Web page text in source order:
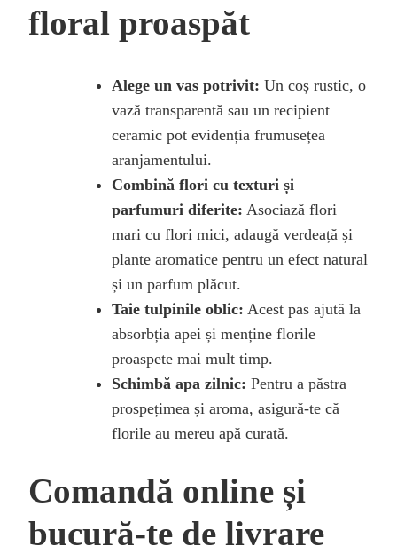
floral proaspăt
Alege un vas potrivit: Un coș rustic, o
vază transparentă sau un recipient
ceramic pot evidenția frumusețea
aranjamentului.
Combină flori cu texturi și
parfumuri diferite: Asociază flori
mari cu flori mici, adaugă verdeață și
plante aromatice pentru un efect natural
și un parfum plăcut.
Taie tulpinile oblic: Acest pas ajută la
absorbția apei și menține florile
proaspete mai mult timp.
Schimbă apa zilnic: Pentru a păstra
prospețimea și aroma, asigură-te că
florile au mereu apă curată.
Comandă online și
bucură-te de livrare